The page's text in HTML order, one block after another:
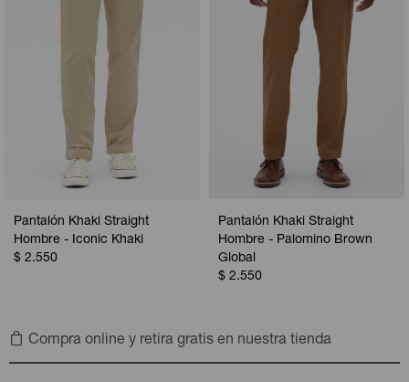
Pantalón Khaki Straight
Hombre - Iconic Khaki
$ 2.550
Pantalón Khaki Straight
Hombre - Palomino Brown
Global
$ 2.550
Compra online y retira gratis en nuestra tienda